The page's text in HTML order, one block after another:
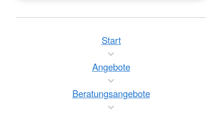
Start
Angebote
Beratungsangebote